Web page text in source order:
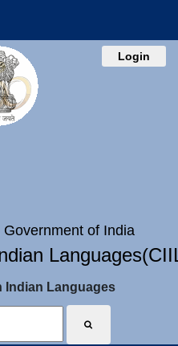
Login
of India
Indian Languages